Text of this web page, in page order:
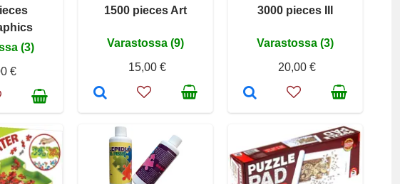
(3)
€
1500 pieces Art
Varastossa (9)
15,00 €
3000 pieces III
Varastossa (3)
20,00 €